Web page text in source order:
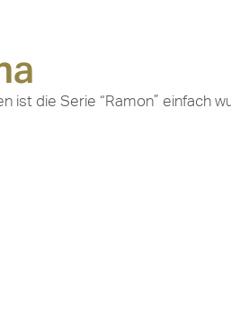
die Serie “Ramon” einfach